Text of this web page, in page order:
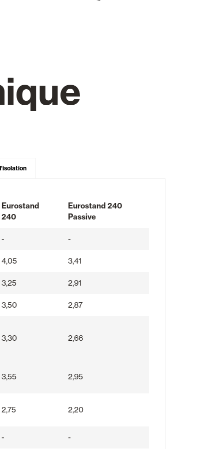
Eurostand
240
Eurostand 240
Passive
- -
4,05 3,41
3,25 2,91
3,50 2,87
3,30 2,66
3,55 2,95
2,75 2,20
- -